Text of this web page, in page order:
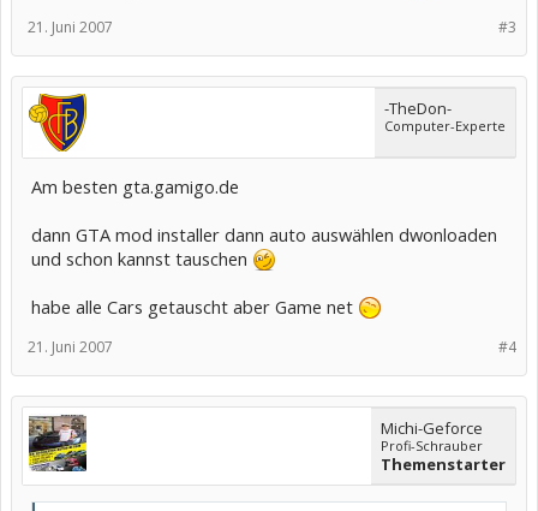
#3
21. Juni 2007
-TheDon-
Computer-Experte
Am besten gta.gamigo.de
dann GTA mod installer dann auto auswählen dwonloaden
und schon kannst tauschen
habe alle Cars getauscht aber Game net
#4
21. Juni 2007
Michi-Geforce
Profi-Schrauber
Themenstarter